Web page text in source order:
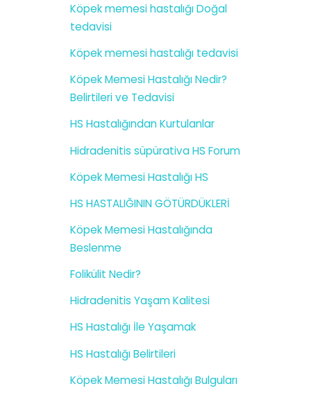
Köpek memesi hastalığı Doğal
tedavisi
Köpek memesi hastalığı tedavisi
Köpek Memesi Hastalığı Nedir?
Belirtileri ve Tedavisi
HS Hastalığından Kurtulanlar
Hidradenitis süpürativa HS Forum
Köpek Memesi Hastalığı HS
HS HASTALIĞININ GÖTÜRDÜKLERİ
Köpek Memesi Hastalığında
Beslenme
Folikülit Nedir?
Hidradenitis Yaşam Kalitesi
HS Hastalığı İle Yaşamak
HS Hastalığı Belirtileri
Köpek Memesi Hastalığı Bulguları